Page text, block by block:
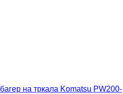
багер на тркала Komatsu PW200-